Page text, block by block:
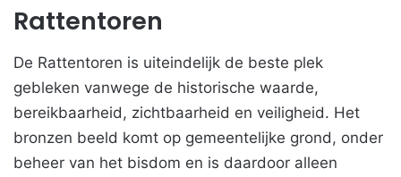
Rattentoren
De Rattentoren is uiteindelijk de beste plek
gebleken vanwege de historische waarde,
bereikbaarheid, zichtbaarheid en veiligheid. Het
bronzen beeld komt op gemeentelijke grond, onder
beheer van het bisdom en is daardoor alleen